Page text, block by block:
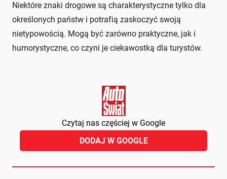
Niektóre znaki drogowe są charakterystyczne tylko dla
określonych państw i potrafią zaskoczyć swoją
nietypowością. Mogą być zarówno praktyczne, jak i
humorystyczne, co czyni je ciekawostką dla turystów.
Czytaj nas częściej w Google
DODAJ W GOOGLE